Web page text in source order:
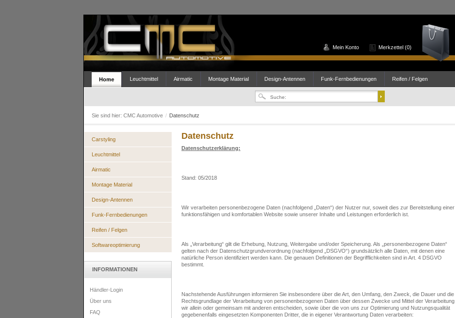
Mein Konto Merkzettel (0)
Home Leuchtmittel Airmatic Montage Material Design-Antennen Funk-Fernbedienungen Reifen / Felgen
Sie sind hier: CMC Automotive / Datenschutz
Carstyling
Leuchtmittel
Airmatic
Montage Material
Design-Antennen
Funk-Fernbedienungen
Reifen / Felgen
Softwareoptimierung
INFORMATIONEN
Händler-Login
Über uns
FAQ
Datenschutz
Datenschutzerklärung:
Stand: 05/2018
Wir verarbeiten personenbezogene Daten (nachfolgend „Daten“) der Nutzer nur, soweit dies zur Bereitstellung einer
funktionsfähigen und komfortablen Website sowie unserer Inhalte und Leistungen erforderlich ist.
Als „Verarbeitung“ gilt die Erhebung, Nutzung, Weitergabe und/oder Speicherung. Als „personenbezogene Daten“
gelten nach der Datenschutzgrundverordnung (nachfolgend „DSGVO“) grundsätzlich alle Daten, mit denen eine
natürliche Person identifiziert werden kann. Die genauen Definitionen der Begrifflichkeiten sind in Art. 4 DSGVO
bestimmt.
Nachstehende Ausführungen informieren Sie insbesondere über die Art, den Umfang, den Zweck, die Dauer und die
Rechtsgrundlage der Verarbeitung von personenbezogenen Daten über dessen Zwecke und Mittel der Verarbeitung
wir allein oder gemeinsam mit anderen entscheiden, sowie über die von uns zur Optimierung und Nutzungsqualität
gegebenenfalls eingesetzten Komponenten Dritter, die in eigener Verantwortung Daten verarbeiten: